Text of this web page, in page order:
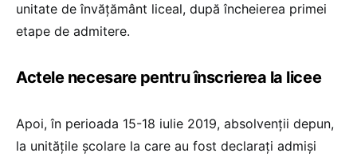
unitate de învăţământ liceal, după încheierea primei
etape de admitere.
Actele necesare pentru înscrierea la licee
Apoi, în perioada 15-18 iulie 2019, absolvenţii depun,
la unităţile şcolare la care au fost declaraţi admişi